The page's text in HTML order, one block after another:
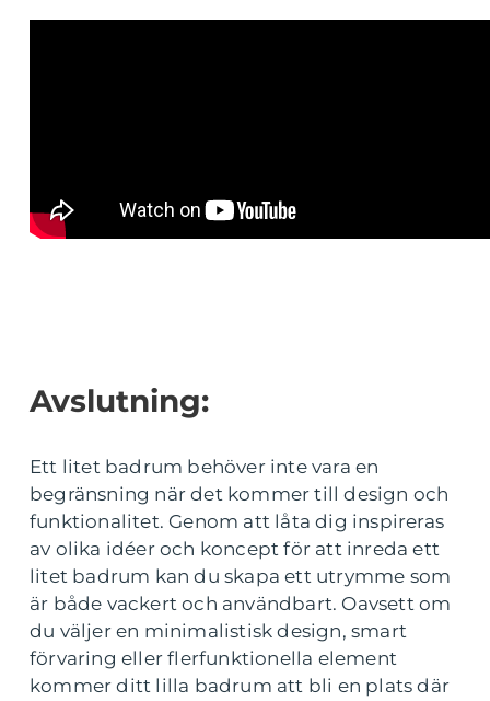
Avslutning:
Ett litet badrum behöver inte vara en
begränsning när det kommer till design och
funktionalitet. Genom att låta dig inspireras
av olika idéer och koncept för att inreda ett
litet badrum kan du skapa ett utrymme som
är både vackert och användbart. Oavsett om
du väljer en minimalistisk design, smart
förvaring eller flerfunktionella element
kommer ditt lilla badrum att bli en plats där